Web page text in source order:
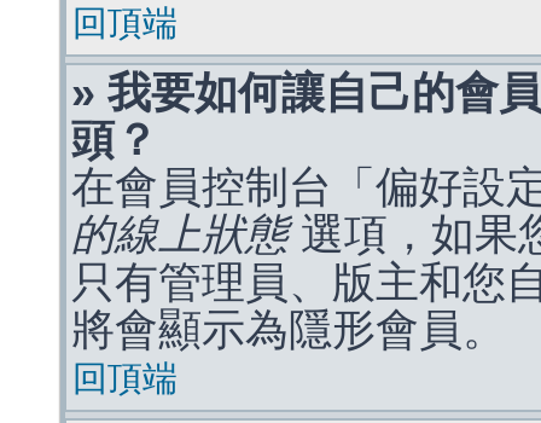
回頂端
» 我要如何讓自己的會
頭？
在會員控制台「偏好設
的線上狀態選項，如果
只有管理員、版主和您
將會顯示為隱形會員。
回頂端